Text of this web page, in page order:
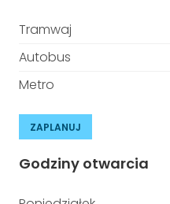
Tramwaj
Autobus
Metro
ZAPLANUJ
Godziny otwarcia